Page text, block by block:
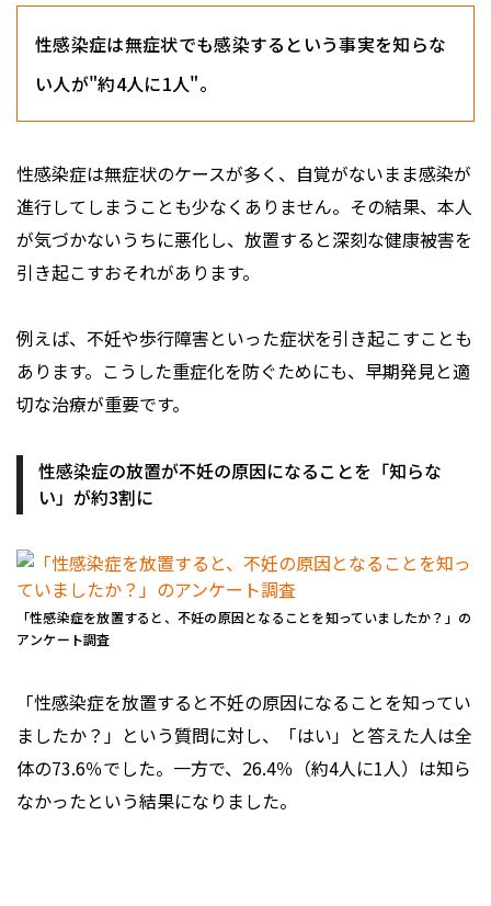
性感染症は無症状でも感染するという事実を知らな
い人が"約4人に1人"。
性感染症は無症状のケースが多く、自覚がないまま感染が
進行してしまうことも少なくありません。その結果、本人
が気づかないうちに悪化し、放置すると深刻な健康被害を
引き起こすおそれがあります。
例えば、不妊や歩行障害といった症状を引き起こすことも
あります。こうした重症化を防ぐためにも、早期発見と適
切な治療が重要です。
性感染症の放置が不妊の原因になることを「知らな
い」が約3割に
「性感染症を放置すると、不妊の原因となることを知っていましたか？」の
アンケート調査
「性感染症を放置すると不妊の原因になることを知ってい
ましたか？」という質問に対し、「はい」と答えた人は全
体の73.6％でした。一方で、26.4％（約4人に1人）は知ら
なかったという結果になりました。